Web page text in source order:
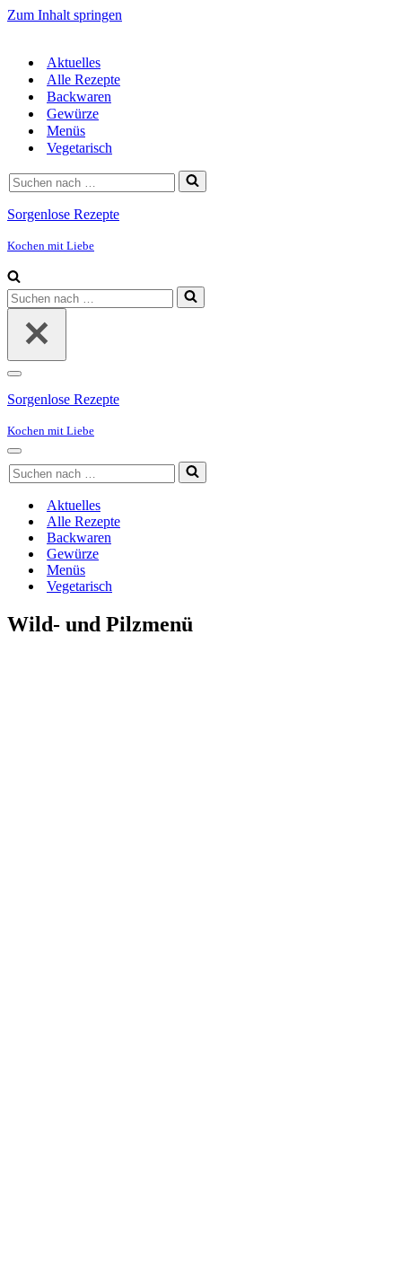
Zum Inhalt springen
Aktuelles
Alle Rezepte
Backwaren
Gewürze
Menüs
Vegetarisch
Suchen
nach …
Sorgenlose Rezepte
Kochen mit Liebe
Suchen
nach …
Navigationsmenü
Sorgenlose Rezepte
Kochen mit Liebe
Navigationsmenü
Suchen
nach …
Aktuelles
Alle Rezepte
Backwaren
Gewürze
Menüs
Vegetarisch
Wild- und Pilzmenü